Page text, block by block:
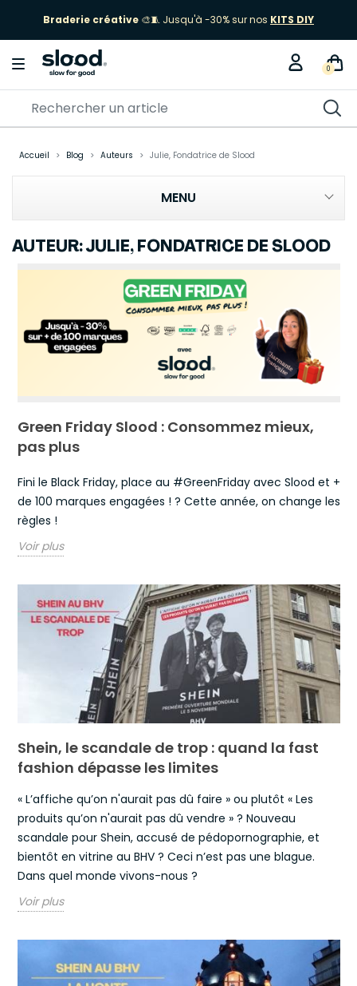
Braderie créative 🎨🧵 Jusqu'à -30% sur nos KITS DIY
0
Accueil Blog Auteurs Julie, Fondatrice de Slood
MENU
AUTEUR: JULIE, FONDATRICE DE SLOOD
Green Friday Slood : Consommez mieux,
pas plus
Fini le Black Friday, place au #GreenFriday avec Slood et +
de 100 marques engagées ! ? Cette année, on change les
règles !
Voir plus
Shein, le scandale de trop : quand la fast
fashion dépasse les limites
« L’affiche qu’on n'aurait pas dû faire » ou plutôt « Les
produits qu’on n'aurait pas dû vendre » ? Nouveau
scandale pour Shein, accusé de pédopornographie, et
bientôt en vitrine au BHV ? Ceci n’est pas une blague.
Dans quel monde vivons-nous ?
Voir plus